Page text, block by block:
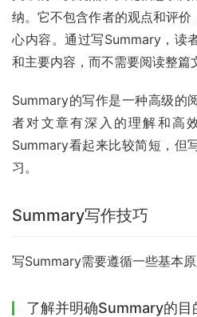
纳。它不包含作者的观点和评
心内容。通过写Summary，读
和主要内容，而不需要阅读整篇
Summary的写作是一种高级的
者对文章有深入的理解和高
Summary看起来比较简短，但
习。
Summary写作技巧
写Summary需要遵循一些基本原
了解并明确Summary的目